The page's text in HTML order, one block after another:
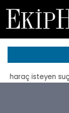
isteyen suç